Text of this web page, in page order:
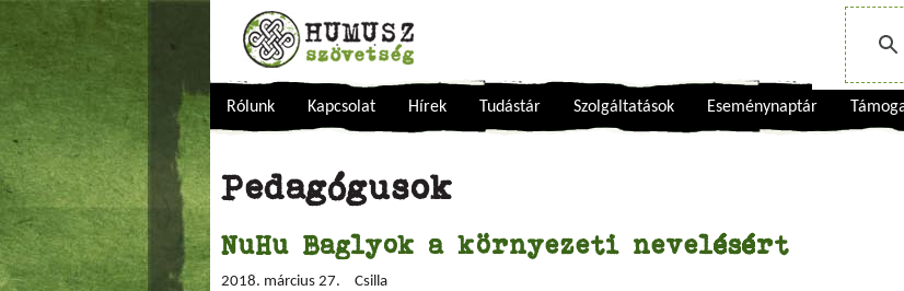
Rólunk Kapcsolat Hírek Tudástár Szolgáltatások Eseménynaptár
Pedagógusok
NuHu Baglyok a környezeti nevelésért
2018. március 27. Csilla